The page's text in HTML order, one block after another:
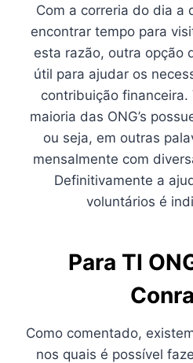
Com a correria do dia a
encontrar tempo para
esta razão, outra opção
útil para ajudar os
contribuição financeira.
maioria das ONG’s
ou seja, em outras
mensalmente com
Definitivamente a
voluntários é
Para TI
Como comentado,
nos quais é possível